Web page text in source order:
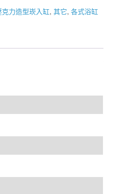
克力造型崁入缸, 其它, 各式浴缸